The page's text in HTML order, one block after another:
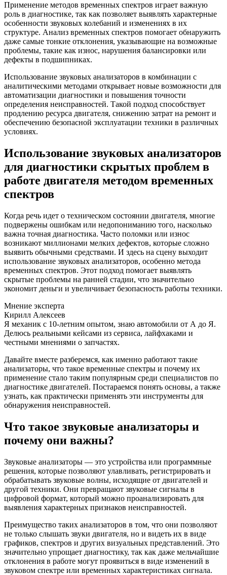
Применение методов временных спектров играет важную
роль в диагностике, так как позволяет выявлять характерные
особенности звуковых колебаний и изменениях в их
структуре. Анализ временных спектров помогает обнаружить
даже самые тонкие отклонения, указывающие на возможные
проблемы, такие как износ, нарушения балансировки или
дефекты в подшипниках.
Использование звуковых анализаторов в комбинации с
аналитическими методами открывает новые возможности для
автоматизации диагностики и повышения точности
определения неисправностей. Такой подход способствует
продлению ресурса двигателя, снижению затрат на ремонт и
обеспечению безопасной эксплуатации техники в различных
условиях.
Использование звуковых анализаторов
для диагностики скрытых проблем в
работе двигателя методом временных
спектров
Когда речь идет о техническом состоянии двигателя, многие
подвержены ошибкам или недопониманию того, насколько
важна точная диагностика. Часто поломки или износ
возникают миллионами мелких дефектов, которые сложно
выявить обычными средствами. И здесь на сцену выходит
использование звуковых анализаторов, особенно метода
временных спектров. Этот подход помогает выявлять
скрытые проблемы на ранней стадии, что значительно
экономит деньги и увеличивает безопасность работы техники.
Мнение эксперта
Кирилл Алексеев
Я механик с 10-летним опытом, знаю автомобили от А до Я.
Делюсь реальными кейсами из сервиса, лайфхаками и
честными мнениями о запчастях.
Давайте вместе разберемся, как именно работают такие
анализаторы, что такое временные спектры и почему их
применение стало таким популярным среди специалистов по
диагностике двигателей. Постараемся понять основы, а также
узнать, как практически применять эти инструменты для
обнаружения неисправностей.
Что такое звуковые анализаторы и
почему они важны?
Звуковые анализаторы — это устройства или программные
решения, которые позволяют улавливать, регистрировать и
обрабатывать звуковые волны, исходящие от двигателей и
другой техники. Они превращают звуковые сигналы в
цифровой формат, который можно проанализировать для
выявления характерных признаков неисправностей.
Преимущество таких анализаторов в том, что они позволяют
не только слышать звуки двигателя, но и видеть их в виде
графиков, спектров и других визуальных представлений. Это
значительно упрощает диагностику, так как даже мельчайшие
отклонения в работе могут проявиться в виде изменений в
звуковом спектре или временных характеристиках сигнала.